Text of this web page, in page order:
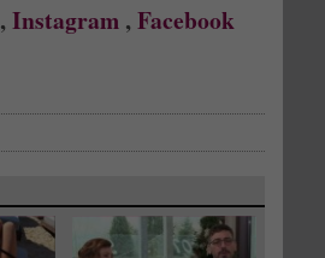
, Instagram , Facebook